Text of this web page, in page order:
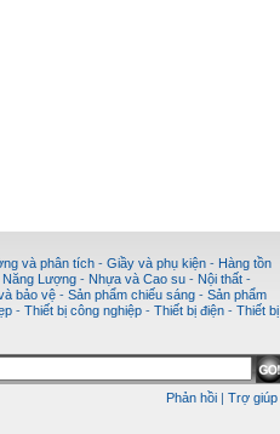
và phân tích - Giầy và phụ kiện - Hàng tồn
Năng Lượng - Nhựa và Cao su - Nội thất -
bảo vệ - Sản phẩm chiếu sáng - Sản phẩm
- Thiết bị công nghiệp - Thiết bị điện - Thiết bị
Phản hồi
Trợ giúp